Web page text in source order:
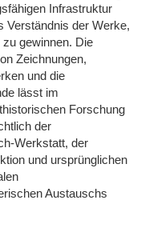
Infrastruktur
Verständnis der Werke,
gewinnen. Die
Zeichnungen,
und die
lässt im
Forschung
der
Werkstatt, der
und ursprünglichen
Austauschs